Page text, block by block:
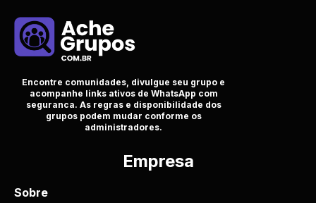
Encontre comunidades, divulgue seu grupo e
acompanhe links ativos de WhatsApp com
seguranca. As regras e disponibilidade dos
grupos podem mudar conforme os
administradores.
Empresa
Sobre